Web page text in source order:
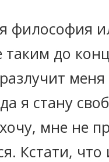
философия
до
я стану
мне не
Кстати,